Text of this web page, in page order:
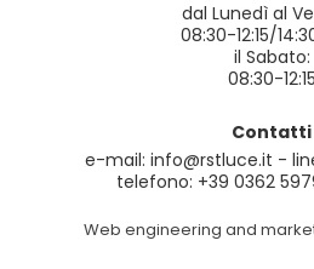
dal Lunedì al
08:30-12:15/
il Sabato:
08:30-12:15
Contatti
e-mail: info@rstluce.it -
telefono: +39 0362
Web engineering and